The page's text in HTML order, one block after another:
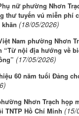
nữ phường Nhơn
thư tuyến vú miễn phí
(18/05/2026)
Nam phường Nhơn
“Từ nội địa hướng về
(17/05/2026)
60 năm tuổi Đảng
Nhơn Trạch họp
TNTP Hồ Chí Minh (15/